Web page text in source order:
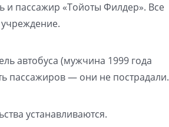
и пассажир «Тойоты Филдер». Все
автобуса (мужчина 1999 года
пассажиров — они не пострадали.
устанавливаются.